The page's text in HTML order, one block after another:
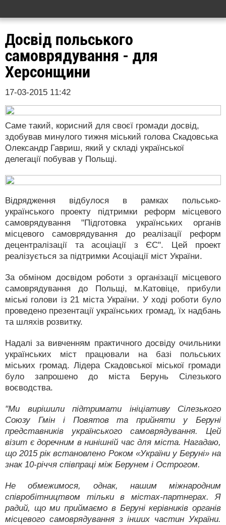
Досвід польського
самоврядування - для
Херсонщини
17-03-2015 11:42
Саме такий, корисний для своєї громади досвід,
здобував минулого тижня міський голова Скадовська
Олександр Гавриш, який у складі української
делегації побував у Польщі.
Відрядження відбулося в рамках польсько-
українського проекту підтримки реформ місцевого
самоврядування "Підготовка українських органів
місцевого самоврядування до реалізації реформ
децентралізації та асоціації з ЄС". Цей проект
реалізується за підтримки Асоціації міст України.
За обміном досвідом роботи з організації місцевого
самоврядування до Польщі, м.Катовіце, прибули
міські голови із 21 міста України. У ході роботи було
проведено презентації українських громад, їх надбань
та шляхів розвитку.
Надалі за вивченням практичного досвіду очильники
українських міст працювали на базі польських
міських громад. Лідера Скадовської міської громади
було запрошено до міста Берунь Сілезького
воєводства.
"Ми вирішили підтримати ініціативу Сілезького
Союзу Гмін і Повятов та прийняти у Беруні
представників українського самоврядування. Цей
візит є доречним в нинішній час для міста. Нагадаю,
що 2015 рік встановлено Роком «України у Берунi» на
знак 10-річчя співпраці між Берунем і Острогом.
Не обмежимося, однак, нашим міжнародним
співробітництвом тільки в містах-партнерах. Я
радий, що ми приймаємо в Беруні керівників органів
місцевого самоврядування з інших частин України.